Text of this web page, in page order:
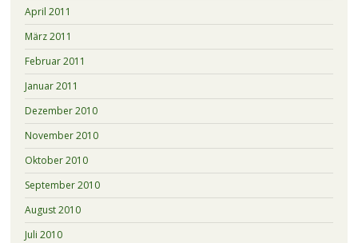
April 2011
März 2011
Februar 2011
Januar 2011
Dezember 2010
November 2010
Oktober 2010
September 2010
August 2010
Juli 2010